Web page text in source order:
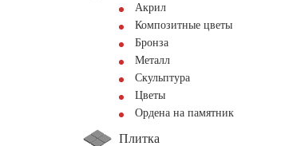
Акрил
Композитные цветы
Бронза
Металл
Скульптура
Цветы
Ордена на памятник
Плитка